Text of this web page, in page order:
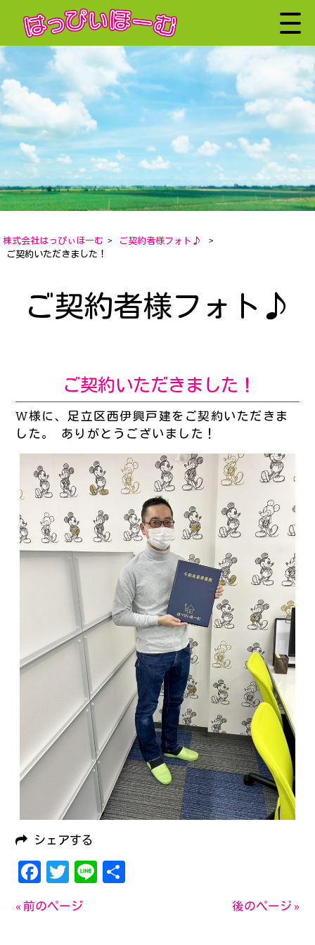
株式会社はっぴぃほーむ > ご契約者様フォト♪
>
ご契約いただきました！
ご契約者様フォト♪
ご契約いただきました！
W様に、足立区西伊興戸建をご契約いただきま
した。 ありがとうございました！
シェアする
Facebook
Twitter
Line
« 前のページ 後のページ »